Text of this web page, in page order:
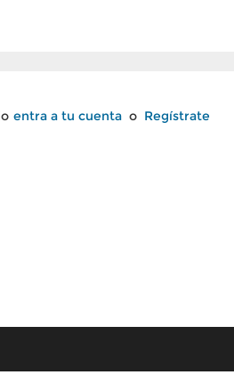
entra a tu cuenta o Regístrate